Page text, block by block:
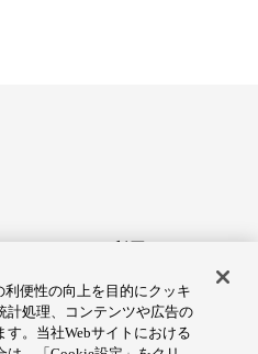
Cookie設定
利便性の向上を目的にクッキ
計処理、コンテンツや広告の
。当社Webサイトにおける